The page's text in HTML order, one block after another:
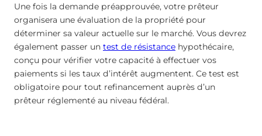
Une fois la demande préapprouvée, votre prêteur
organisera une évaluation de la propriété pour
déterminer sa valeur actuelle sur le marché. Vous devrez
également passer un test de résistance hypothécaire,
conçu pour vérifier votre capacité à effectuer vos
paiements si les taux d’intérêt augmentent. Ce test est
obligatoire pour tout refinancement auprès d’un
prêteur réglementé au niveau fédéral.